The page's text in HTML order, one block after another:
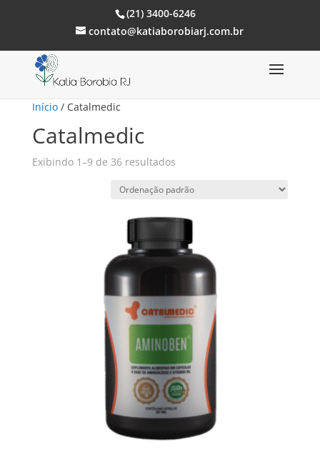
(21) 3400-6246
contato@katiaborobiarj.com.br
Início/ Catalmedic
Catalmedic
Exibindo 1–9 de 36 resultados